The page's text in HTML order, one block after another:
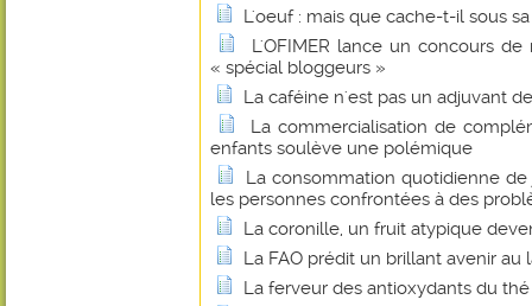
L'oeuf : mais que cache-t-il sous
L'OFIMER lance un concours
« spécial bloggeurs »
La caféine n'est pas un adjuvant
La commercialisation de
enfants soulève une polémique
La consommation quotidienne
les personnes confrontées à des
La coronille, un fruit atypique
La FAO prédit un brillant avenir au
La ferveur des antioxydants du thé